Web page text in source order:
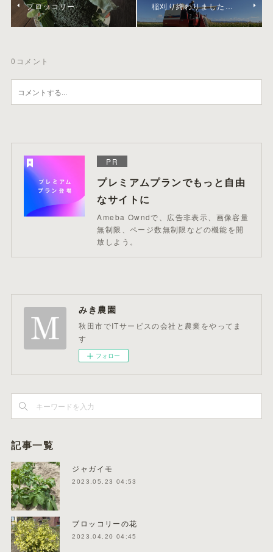
ブロッコリー 稲刈り終わりました…
0 コメント
PR
プレミアムプランでもっと自由
なサイトに
Ameba Owndで、広告非表示、画像容量
無制限、ページ数無制限などの機能を開
放しよう。
みき農園
秋田市でITサービスの会社と農業をやってま
す
フォロー
記事一覧
ジャガイモ
2023.05.23 04:53
ブロッコリーの花
2023.04.20 04:45